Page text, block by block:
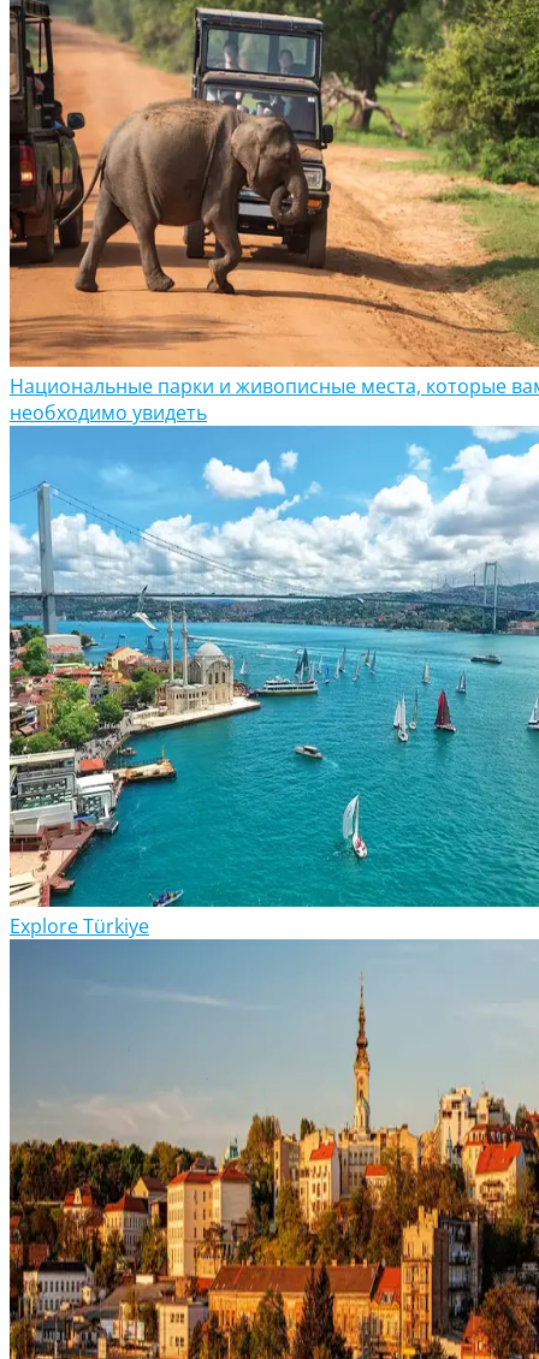
Национальные парки и живописные места, которые
необходимо увидеть
Explore Türkiye